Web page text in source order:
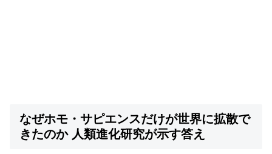
なぜホモ・サピエンスだけが世界に拡散で
きたのか 人類進化研究が示す答え